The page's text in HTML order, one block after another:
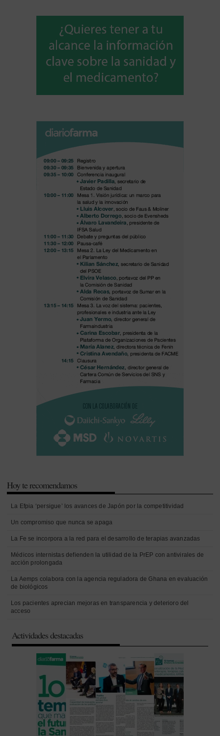
Hoy te recomendamos
La Efpia ‘persigue’ los avances de Japón por la competitividad
Un compromiso que nunca se apaga
La Fe se incorpora a la red para el desarrollo de terapias avanzadas
Médicos internistas defienden la utilidad de la PrEP con antivirales de
acción prolongada
La Aemps colabora con la agencia reguladora de Ghana en evaluación
de biológicos
Los pacientes aprecian mejoras en transparencia y deterioro del
acceso
Actividades destacadas